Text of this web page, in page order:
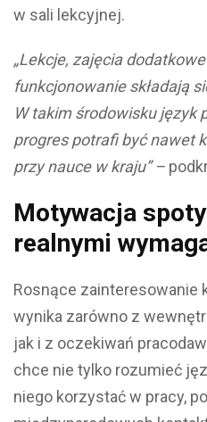
w sali lekcyjnej.
„Lekcje, zajęcia
funkcjonowanie składają
W takim środowisku język
progres potrafi być nawet
przy nauce w kraju” –
Motywacja
realnymi
Rosnące zainteresowanie
wynika zarówno z
jak i z oczekiwań
chce nie tylko rozumieć
niego korzystać w pracy,